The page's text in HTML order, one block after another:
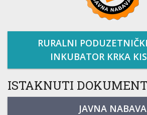
RURALNI
INKUBATOR KRKA
ISTAKNUTI
JAVNA NABAVA